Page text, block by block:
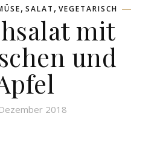
, SALAT , VEGETARISCH
mit
und
2018